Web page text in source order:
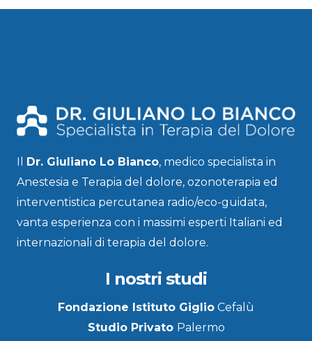
Il Dr. Giuliano Lo Bianco, medico specialista in
Anestesia e Terapia del dolore, ozonoterapia ed
interventistica percutanea radio/eco-guidata,
vanta esperienza con i massimi esperti Italiani ed
internazionali di terapia del dolore.
I nostri studi
Fondazione Istituto Giglio Cefalù
Studio Privato Palermo